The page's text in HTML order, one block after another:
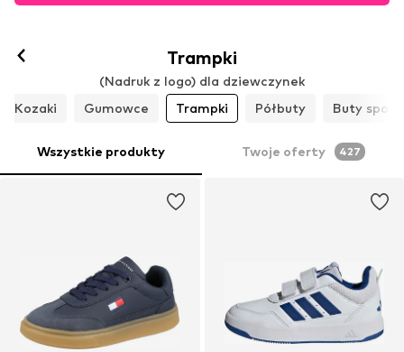
Trampki
(Nadruk z logo) dla dziewczynek
Kozaki
Gumowce Trampki Półbuty Buty
Wszystkie produkty Twoje oferty 427